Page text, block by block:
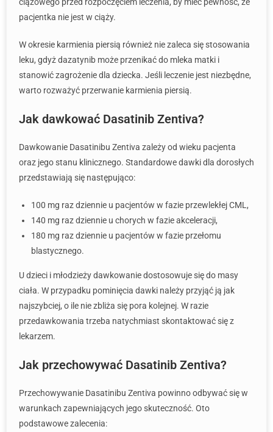
pacjentka nie jest w ciąży.
W okresie karmienia piersią również nie zaleca się stosowania
leku, gdyż dazatynib może przenikać do mleka matki i
stanowić zagrożenie dla dziecka. Jeśli leczenie jest niezbędne,
warto rozważyć przerwanie karmienia piersią.
Jak dawkować Dasatinib Zentiva?
Dawkowanie Dasatinibu Zentiva zależy od wieku pacjenta
oraz jego stanu klinicznego. Standardowe dawki dla dorosłych
przedstawiają się następująco:
100 mg raz dziennie u pacjentów w fazie przewlekłej CML,
140 mg raz dziennie u chorych w fazie akceleracji,
180 mg raz dziennie u pacjentów w fazie przełomu
blastycznego.
U dzieci i młodzieży dawkowanie dostosowuje się do masy
ciała. W przypadku pominięcia dawki należy przyjąć ją jak
najszybciej, o ile nie zbliża się pora kolejnej. W razie
przedawkowania trzeba natychmiast skontaktować się z
lekarzem.
Jak przechowywać Dasatinib Zentiva?
Przechowywanie Dasatinibu Zentiva powinno odbywać się w
warunkach zapewniających jego skuteczność. Oto
podstawowe zalecenia: